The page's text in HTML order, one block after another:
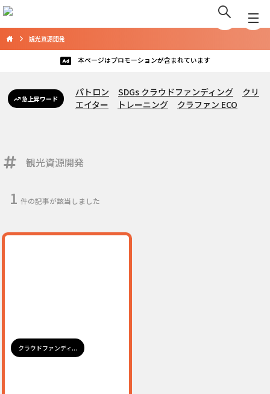
観光資源開発
本ページはプロモーションが含まれています
急上昇ワード
パトロン SDGs クラウドファンディング
クリ
エイター
トレーニング クラファン ECO
観光資源開発
1 件の記事が該当しました
クラウドファンディ...